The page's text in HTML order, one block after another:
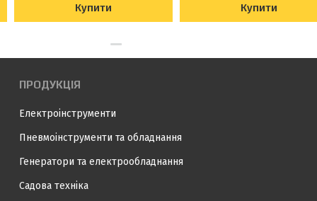
Купити Купити
ПРОДУКЦІЯ
Електроінструменти
Пневмоінструменти та обладнання
Генератори та електрообладнання
Садова техніка